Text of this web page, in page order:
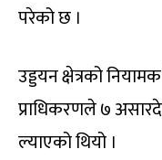
परेको छ ।
उड्डयन क्षेत्रको
प्राधिकरणले ७
ल्याएको थियो ।